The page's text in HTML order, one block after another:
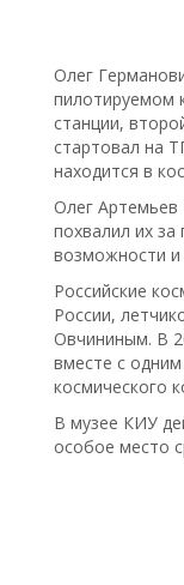
Олег
пилотируемом
станции,
стартовал на
находится в
Олег Артемьев
похвалил их
возможности и
Российские
России,
Овчининым. В
вместе с
космического
В музее КИУ
особое место